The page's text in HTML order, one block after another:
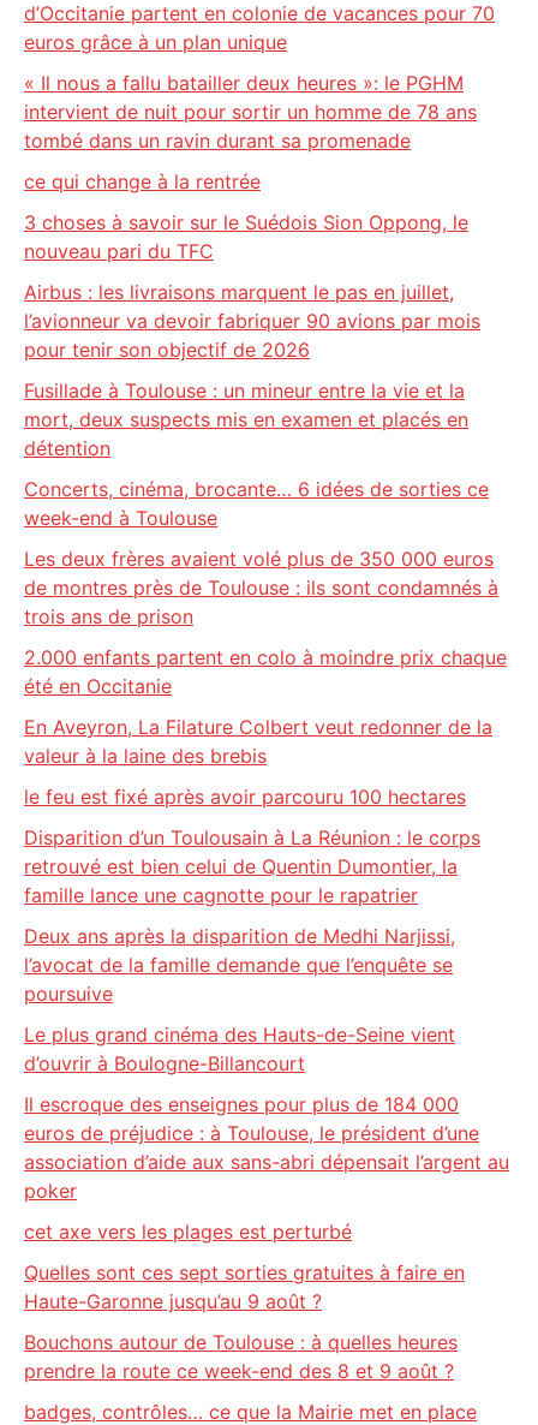
d’Occitanie partent en colonie de vacances pour 70
euros grâce à un plan unique
« Il nous a fallu batailler deux heures »: le PGHM
intervient de nuit pour sortir un homme de 78 ans
tombé dans un ravin durant sa promenade
ce qui change à la rentrée
3 choses à savoir sur le Suédois Sion Oppong, le
nouveau pari du TFC
Airbus : les livraisons marquent le pas en juillet,
l’avionneur va devoir fabriquer 90 avions par mois
pour tenir son objectif de 2026
Fusillade à Toulouse : un mineur entre la vie et la
mort, deux suspects mis en examen et placés en
détention
Concerts, cinéma, brocante… 6 idées de sorties ce
week-end à Toulouse
Les deux frères avaient volé plus de 350 000 euros
de montres près de Toulouse : ils sont condamnés à
trois ans de prison
2.000 enfants partent en colo à moindre prix chaque
été en Occitanie
En Aveyron, La Filature Colbert veut redonner de la
valeur à la laine des brebis
le feu est fixé après avoir parcouru 100 hectares
Disparition d’un Toulousain à La Réunion : le corps
retrouvé est bien celui de Quentin Dumontier, la
famille lance une cagnotte pour le rapatrier
Deux ans après la disparition de Medhi Narjissi,
l’avocat de la famille demande que l’enquête se
poursuive
Le plus grand cinéma des Hauts-de-Seine vient
d’ouvrir à Boulogne-Billancourt
Il escroque des enseignes pour plus de 184 000
euros de préjudice : à Toulouse, le président d’une
association d’aide aux sans-abri dépensait l’argent au
poker
cet axe vers les plages est perturbé
Quelles sont ces sept sorties gratuites à faire en
Haute-Garonne jusqu’au 9 août ?
Bouchons autour de Toulouse : à quelles heures
prendre la route ce week-end des 8 et 9 août ?
badges, contrôles… ce que la Mairie met en place